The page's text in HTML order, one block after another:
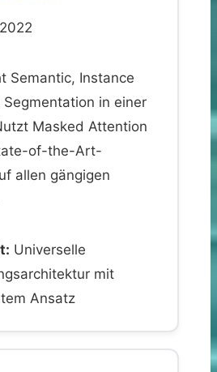
2022
Semantic, Instance
in einer
Masked Attention
of-the-Art-
allen gängigen
Universelle
mit
Ansatz